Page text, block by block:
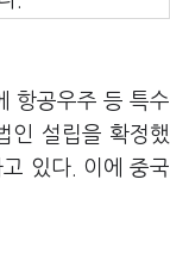
항공우주 등 특수
인 설립을 확정했
있다. 이에 중국